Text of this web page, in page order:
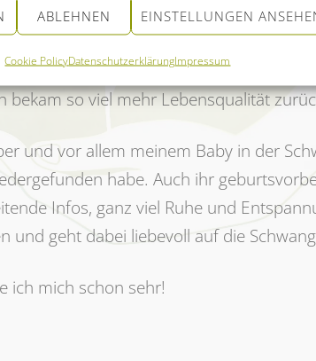
ABLEHNEN EINSTELLUNGEN
Cookie PolicyDatenschutzerklärungImpressum
Ich hatte mit starker Übelkeit zu
Zeit für mich genommen. Durch
mir selbst zu finden und auch meine
bekam so viel mehr Lebensqualität
und vor allem meinem Baby in der
habe. Auch ihr
Infos, ganz viel Ruhe und
geht dabei liebevoll auf die
ich mich schon sehr!